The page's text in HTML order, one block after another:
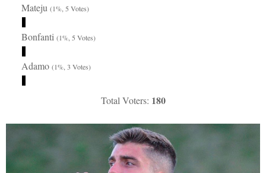
Mateju(1%, 5 Votes)
Bonfanti(1%, 5 Votes)
Adamo(1%, 3 Votes)
Total Voters: 180